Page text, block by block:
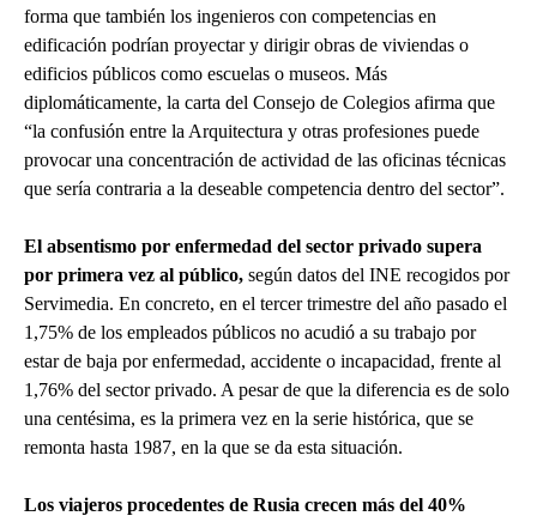
forma que también los ingenieros con competencias en
edificación podrían proyectar y dirigir obras de viviendas o
edificios públicos como escuelas o museos. Más
diplomáticamente, la carta del Consejo de Colegios afirma que
“la confusión entre la Arquitectura y otras profesiones puede
provocar una concentración de actividad de las oficinas técnicas
que sería contraria a la deseable competencia dentro del sector”.
El absentismo por enfermedad del sector privado supera
por primera vez al público, según datos del INE recogidos por
Servimedia. En concreto, en el tercer trimestre del año pasado el
1,75% de los empleados públicos no acudió a su trabajo por
estar de baja por enfermedad, accidente o incapacidad, frente al
1,76% del sector privado. A pesar de que la diferencia es de solo
una centésima, es la primera vez en la serie histórica, que se
remonta hasta 1987, en la que se da esta situación.
Los viajeros procedentes de Rusia crecen más del 40%